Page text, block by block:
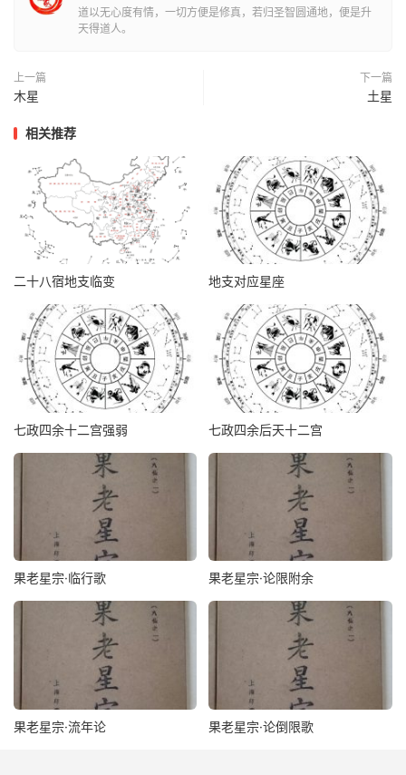
道以无心度有情，一切方便是修真，若归圣智圆通地，便是升
天得道人。
上一篇
木星
下一篇
土星
相关推荐
二十八宿地支临变 地支对应星座
七政四余十二宫强弱 七政四余后天十二宫
果老星宗·临行歌 果老星宗·论限附余
果老星宗·流年论 果老星宗·论倒限歌